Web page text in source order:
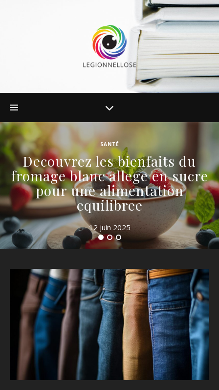
SANTÉ
Decouvrez les bienfaits du
fromage blanc allege en sucre
pour une alimentation
equilibree
12 juin 2025